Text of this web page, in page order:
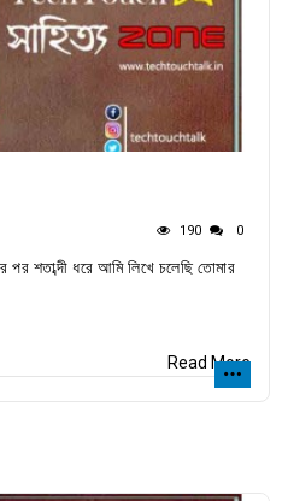
190 0
পর শতাব্দী ধরে আমি লিখে‌ চলেছি তোমার
Read More